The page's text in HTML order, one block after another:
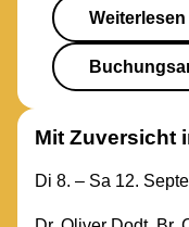
Weiterlesen
Mit Zuversicht
Di 8. – Sa 12.